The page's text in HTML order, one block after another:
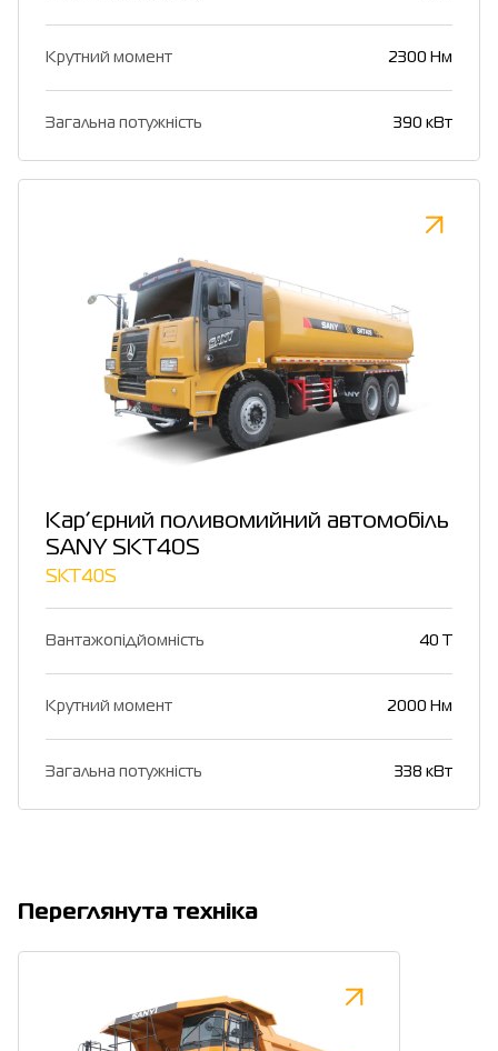
Крутний момент 2300 Нм
Загальна потужність 390 кВт
Кар’єрний поливомийний автомобіль
SANY SKT40S
SKT40S
Вантажопідйомність 40 T
Крутний момент 2000 Нм
Загальна потужність 338 кВт
Переглянута техніка